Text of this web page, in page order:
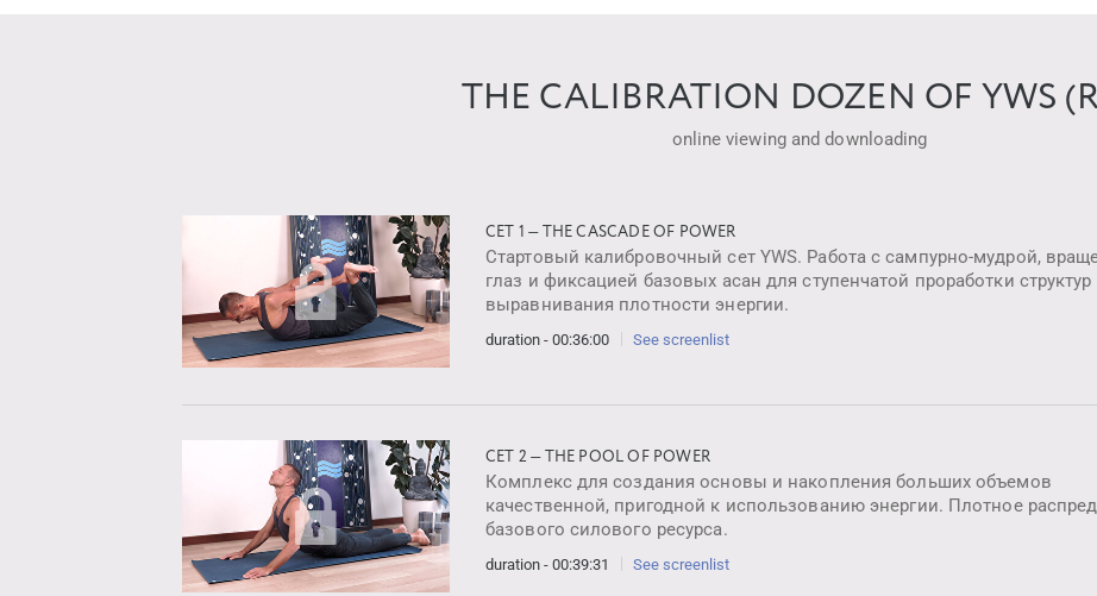
THE CALIBRATION DOZEN OF YWS
online viewing and downloading
СЕТ 1 — THE CASCADE OF POWER
Стартовый калибровочный сет YWS. Работа с сампурно-мудрой,
глаз и фиксацией базовых асан для ступенчатой проработки структур
выравнивания плотности энергии.
duration - 00:36:00 See screenlist
СЕТ 2 — THE POOL OF POWER
Комплекс для создания основы и накопления больших объемов
качественной, пригодной к использованию энергии. Плотное
базового силового ресурса.
duration - 00:39:31 See screenlist